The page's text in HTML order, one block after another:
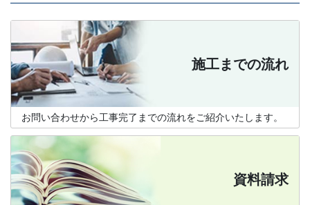
施工までの流れ
お問い合わせから工事完了までの流れをご紹介いたします。
資料請求